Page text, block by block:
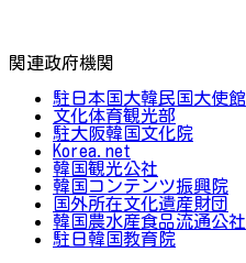
関連政府機関
駐日本国大韓民国大使館
文化体育観光部
駐大阪韓国文化院
Korea.net
韓国観光公社
韓国コンテンツ振興院
国外所在文化遺産財団
韓国農水産食品流通公社
駐日韓国教育院